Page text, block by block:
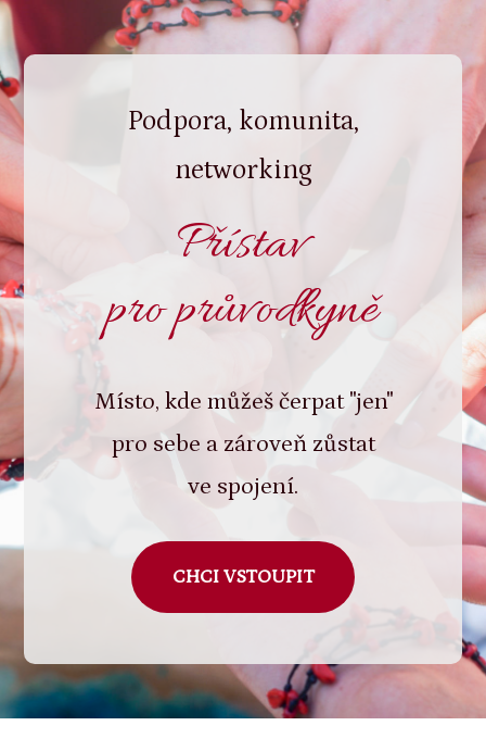
Podpora, komunita,
networking
Přístav
pro průvodkyně
Místo, kde můžeš čerpat "jen"
pro sebe a zároveň zůstat
ve spojení.
CHCI VSTOUPIT